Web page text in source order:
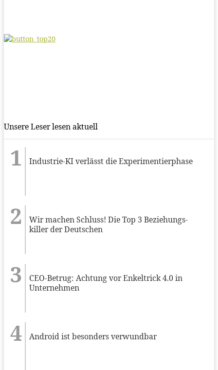
Unsere Leser lesen aktuell
Industrie-KI verlässt die Experimentierphase
Wir machen Schluss! Die Top 3 Beziehungs-
killer der Deutschen
CEO-Betrug: Achtung vor Enkeltrick 4.0 in
Unternehmen
Android ist besonders verwundbar